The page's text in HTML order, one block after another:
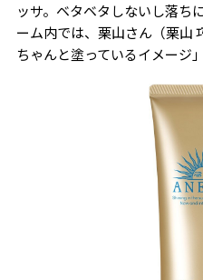
ッサ。ベタベタしないし落ち
ーム内では、栗山さん（栗山
ちゃんと塗っているイメージ